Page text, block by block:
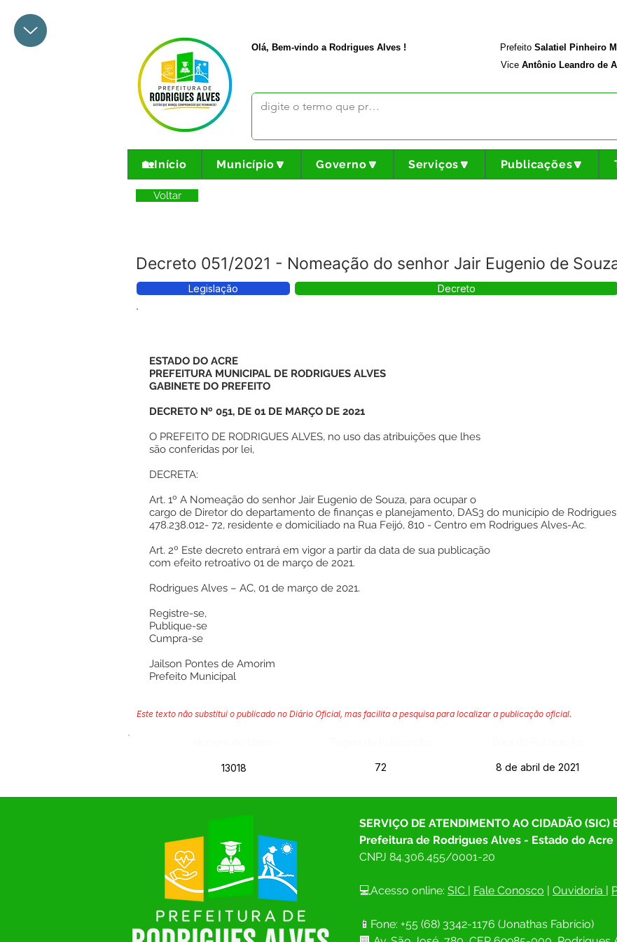
Olá, Bem-vindo a Rodrigues Alves ! Prefeito Salatiel Pinheiro
Vice Antônio Leandro de
🏡Início Município🔽 Governo🔽 Serviços🔽 Publicações🔽
Voltar
Decreto 051/2021 - Nomeação do senhor Jair Eugenio de
Legislação Decreto
ESTADO DO ACRE
PREFEITURA MUNICIPAL DE RODRIGUES ALVES
GABINETE DO PREFEITO
DECRETO Nº 051, DE 01 DE MARÇO DE 2021
O PREFEITO DE RODRIGUES ALVES, no uso das atribuições que lhes
são conferidas por lei,
DECRETA:
Art. 1º A Nomeação do senhor Jair Eugenio de Souza, para ocupar o
cargo de Diretor do departamento de finanças e planejamento, DAS3 do município de Rodrigues
478.238.012- 72, residente e domiciliado na Rua Feijó, 810 - Centro em Rodrigues Alves-Ac.
Art. 2º Este decreto entrará em vigor a partir da data de sua publicação
com efeito retroativo 01 de março de 2021.
Rodrigues Alves – AC, 01 de março de 2021.
Registre-se,
Publique-se
Cumpra-se
Jailson Pontes de Amorim
Prefeito Municipal
Este texto não substitui o publicado no Diário Oficial, mas facilita a pesquisa para localizar a publicação oficial.
13018 72 8 de abril de 2021
SERVIÇO DE ATENDIMENTO AO CIDADÃO (SIC)
Prefeitura de Rodrigues Alves - Estado do Acre
CNPJ 84.306.455/0001-20
💻Acesso online: SIC | Fale Conosco | Ouvidoria |
📱Fone: +55 (68) 3342-1176 (Jonathas Fabrício)